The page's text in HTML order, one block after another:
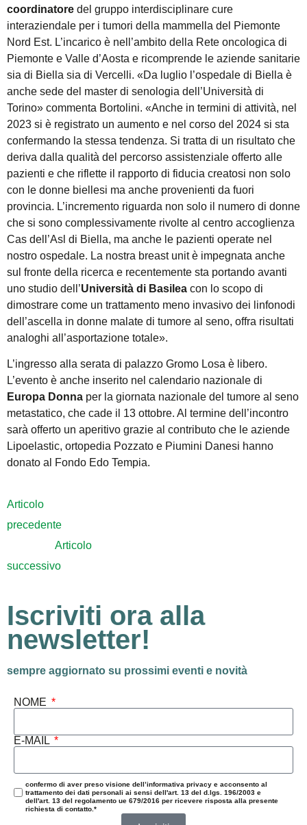
coordinatore del gruppo interdisciplinare cure
interaziendale per i tumori della mammella del Piemonte
Nord Est. L’incarico è nell’ambito della Rete oncologica di
Piemonte e Valle d’Aosta e ricomprende le aziende sanitarie
sia di Biella sia di Vercelli. «Da luglio l’ospedale di Biella è
anche sede del master di senologia dell’Università di
Torino» commenta Bortolini. «Anche in termini di attività, nel
2023 si è registrato un aumento e nel corso del 2024 si sta
confermando la stessa tendenza. Si tratta di un risultato che
deriva dalla qualità del percorso assistenziale offerto alle
pazienti e che riflette il rapporto di fiducia creatosi non solo
con le donne biellesi ma anche provenienti da fuori
provincia. L’incremento riguarda non solo il numero di donne
che si sono complessivamente rivolte al centro accoglienza
Cas dell’Asl di Biella, ma anche le pazienti operate nel
nostro ospedale. La nostra breast unit è impegnata anche
sul fronte della ricerca e recentemente sta portando avanti
uno studio dell’Università di Basilea con lo scopo di
dimostrare come un trattamento meno invasivo dei linfonodi
dell’ascella in donne malate di tumore al seno, offra risultati
analoghi all’asportazione totale».
L’ingresso alla serata di palazzo Gromo Losa è libero.
L’evento è anche inserito nel calendario nazionale di
Europa Donna per la giornata nazionale del tumore al seno
metastatico, che cade il 13 ottobre. Al termine dell’incontro
sarà offerto un aperitivo grazie al contributo che le aziende
Lipoelastic, ortopedia Pozzato e Piumini Danesi hanno
donato al Fondo Edo Tempia.
Articolo
precedente
Articolo
successivo
Iscriviti ora alla
newsletter!
sempre aggiornato su prossimi eventi e novità
NOME
E-MAIL
confermo di aver preso visione dell’informativa privacy e acconsento al
trattamento dei dati personali ai sensi dell'art. 13 del d.lgs. 196/2003 e
dell'art. 13 del regolamento ue 679/2016 per ricevere risposta alla presente
richiesta di contatto.*